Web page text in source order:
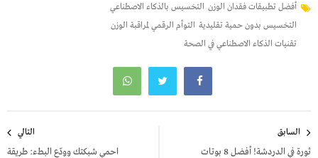
أفضل تطبيقات فقدان الوزن التخسيس بالذكاء الاصطناعي
التخسيس بدون حمية تقليدية التوأم الرقمي لمراقبة الوزن
تقنيات الذكاء الاصطناعي في الصحة
المقالات
السابق
ثورة في الدردشة! أفضل 8 بوتات
التالي
احمي شبكتك وودّع البطء: طريقة